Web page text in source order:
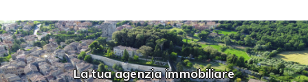
La tua agenzia immobiliare